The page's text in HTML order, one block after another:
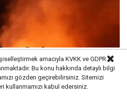
amacıyla KVKK ve GDPR
Bu konu hakkında detaylı bilgi
gözden geçirebilirsiniz. Sitemizi
kullanmamızı kabul edersiniz.